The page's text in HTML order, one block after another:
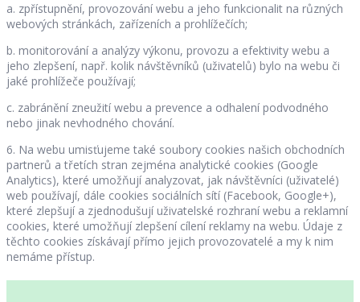
a. zpřístupnění, provozování webu a jeho funkcionalit na různých
webových stránkách, zařízeních a prohlížečích;
b. monitorování a analýzy výkonu, provozu a efektivity webu a
jeho zlepšení, např. kolik návštěvníků (uživatelů) bylo na webu či
jaké prohlížeče používají;
c. zabránění zneužití webu a prevence a odhalení podvodného
nebo jinak nevhodného chování.
6. Na webu umisťujeme také soubory cookies našich obchodních
partnerů a třetích stran zejména analytické cookies (Google
Analytics), které umožňují analyzovat, jak návštěvníci (uživatelé)
web používají, dále cookies sociálních sítí (Facebook, Google+),
které zlepšují a zjednodušují uživatelské rozhraní webu a reklamní
cookies, které umožňují zlepšení cílení reklamy na webu. Údaje z
těchto cookies získávají přímo jejich provozovatelé a my k nim
nemáme přístup.